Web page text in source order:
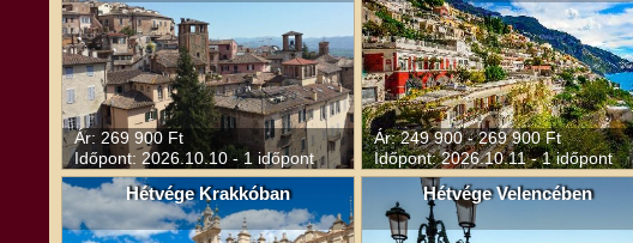
Ár: 269 900 Ft
Időpont: 2026.10.10 - 1 időpont
Ár: 249 900 - 269 900 Ft
Időpont: 2026.10.11 - 1 időpont
Hétvége Krakkóban Hétvége Velencében